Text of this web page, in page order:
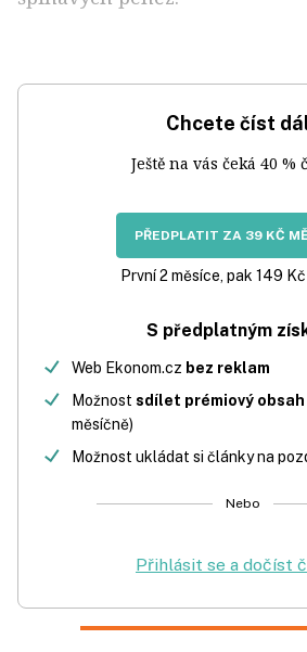
Chcete číst
Ještě na vás čeká 40 %
PŘEDPLATIT ZA 39 KČ
První 2 měsíce, pak 149
S předplatným
Web Ekonom.cz bez reklam
Možnost sdílet prémiový obsah
měsíčně)
Možnost ukládat si články na
Nebo
Přihlásit se a dočíst